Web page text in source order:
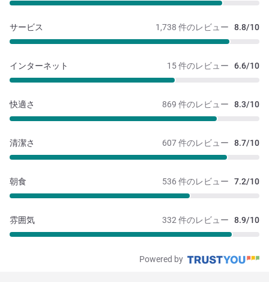
1,738 件のレビュー 8.8/10
サービス
15 件のレビュー 6.6/10
インターネット
869 件のレビュー 8.3/10
快適さ
607 件のレビュー 8.7/10
清潔さ
536 件のレビュー 7.2/10
朝食
332 件のレビュー 8.9/10
雰囲気
Powered by